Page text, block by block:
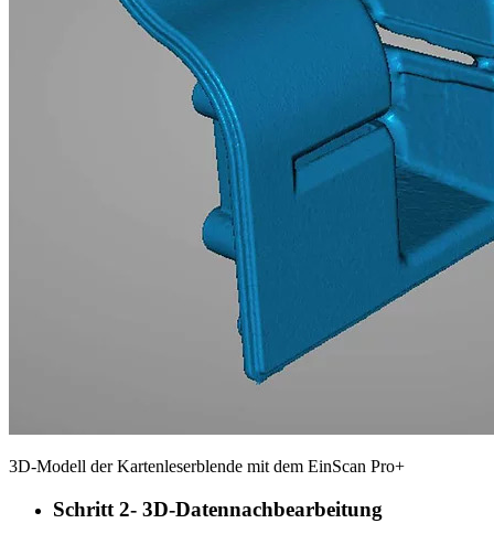
3D-Modell der Kartenleserblende mit dem EinScan Pro+
Schritt 2- 3D-Datennachbearbeitung